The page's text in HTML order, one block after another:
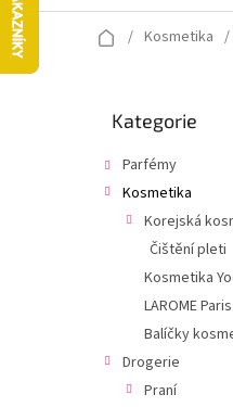
Domů
/ Kosmetika /
Přeskočit
Kategorie
Parfémy
Kosmetika
Korejská
Čištění pleti
Kosmetika
LAROME
Balíčky
Drogerie
Praní